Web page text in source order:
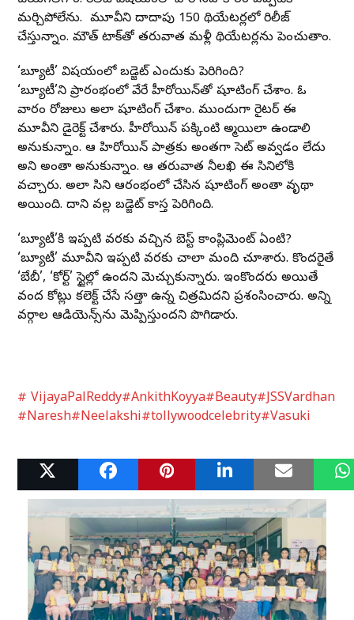
మర్చిపోలేను. మా మూవీని దాదాపు 150 థియేటర్లలో రిలీజ్
చేస్తున్నాం. మౌత్ టాక్‌తో తరువాత మళ్లీ థియేటర్లను పెంచుతాం.
‘బ్యూటీ’ విషయంలో బడ్జెట్ ఎందుకు పెరిగింది?
‘బ్యూటీ’ని ప్రారంభంలో వేరే హీరోయిన్‌తో షూటింగ్ చేశాం. ఓ
వారం రోజులు అలా షూటింగ్ చేశాం. ముందుగా రైటర్ ఈ
మూవీని డైరెక్ట్ చేశారు. హీరోయిన్‌ పక్కింటి అమ్మాయిలా ఉండాలి
అనుకున్నాం. ఆ హిరోయిన్ పాత్రకు అంతగా సెట్ అవ్వడం లేదు
అని అంతా అనుకున్నాం. ఆ తరువాత నీలఖి ఈ సినిమాలోకి
వచ్చారు. అలా సినిమా ఆరంభంలో చేసిన షూటింగ్ అంతా వృథా
అయింది. దాని వల్ల బడ్జెట్ కాస్త పెరిగింది.
‘బ్యూటీ’కి ఇప్పటి వరకు వచ్చిన బెస్ట్ కాంప్లిమెంట్ ఏంటి?
‘బ్యూటీ’ మూవీని ఇప్పటి వరకు చాలా మంది చూశారు. కొందరైతే
‘బేబీ’, ‘కోర్ట్’ స్టైల్లో ఉందని మెచ్చుకున్నారు. ఇంకొందరు అయితే
వంద కోట్లు కలెక్ట్ చేసే సత్తా ఉన్న చిత్రమిదని ప్రశంసించారు. అన్ని
వర్గాల ఆడియెన్స్‌ను మెప్పిస్తుందని పొగిడారు.
# VijayaPalReddy#AnkithKoyya#Beauty#JSSVardhan
#Naresh#Neelakshi#tollywoodcelebrity#Vasuki
Related Posts